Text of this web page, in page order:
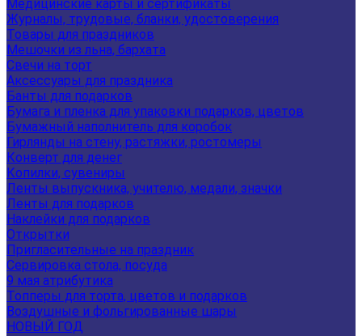
Медицинские карты и сертификаты
Журналы, трудовые, бланки, удостоверения
Товары для праздников
Мешочки из льна, бархата
Свечи на торт
Аксессуары для праздника
Банты для подарков
Бумага и пленка для упаковки подарков, цветов
Бумажный наполнитель для коробок
Гирлянды на стену, растяжки, ростомеры
Конверт для денег
Копилки, сувениры
Ленты выпускника, учителю, медали, значки
Ленты для подарков
Наклейки для подарков
Открытки
Пригласительные на праздник
Сервировка стола, посуда
9 мая атрибутика
Топперы для торта, цветов и подарков
Воздушные и фольгированные шары
НОВЫЙ ГОД